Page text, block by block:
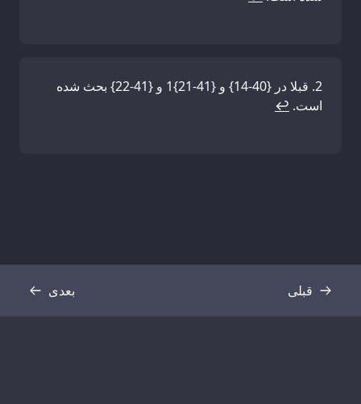
قبلا در {40-14} و {41-21}1 و {41-22} بحث شده
است. ↩
قبلی
رونوشت بعدی
رونوشت